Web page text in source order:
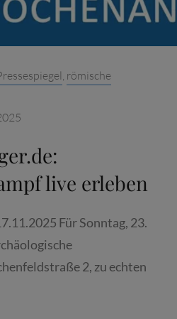
römische
live erleben
Für Sonntag, 23.
2, zu echten